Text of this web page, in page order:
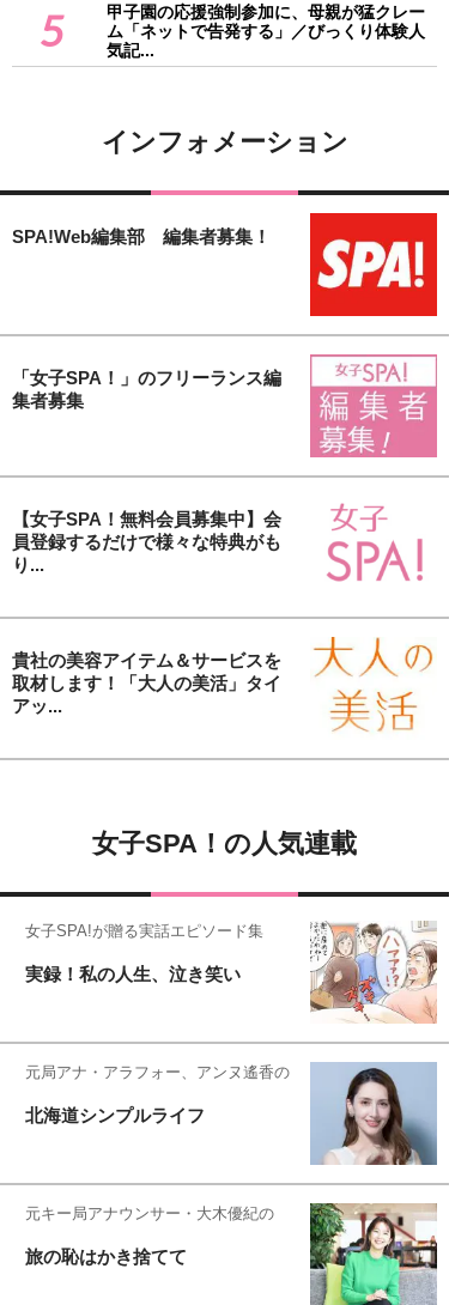
5
甲子園の応援強制参加に、母親が猛クレー
ム「ネットで告発する」／びっくり体験人
気記...
インフォメーション
SPA!Web編集部 編集者募集！
「女子SPA！」のフリーランス編
集者募集
【女子SPA！無料会員募集中】会
員登録するだけで様々な特典がも
り...
貴社の美容アイテム＆サービスを
取材します！「大人の美活」タイ
アッ...
女子SPA！の人気連載
女子SPA!が贈る実話エピソード集
実録！私の人生、泣き笑い
元局アナ・アラフォー、アンヌ遙香の
北海道シンプルライフ
元キー局アナウンサー・大木優紀の
旅の恥はかき捨てて